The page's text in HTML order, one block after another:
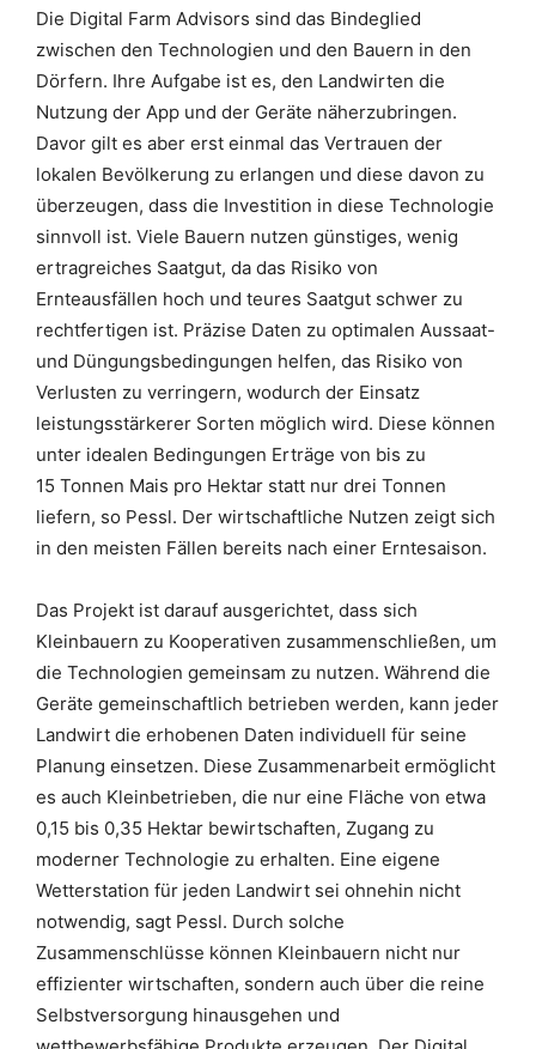
Die Digital Farm Advisors sind das Bindeglied
zwischen den Technologien und den Bauern in den
Dörfern. Ihre Aufgabe ist es, den Landwirten die
Nutzung der App und der Geräte näherzubringen.
Davor gilt es aber erst einmal das Vertrauen der
lokalen Bevölkerung zu erlangen und diese davon zu
überzeugen, dass die Investition in diese Technologie
sinnvoll ist. Viele Bauern nutzen günstiges, wenig
ertragreiches Saatgut, da das Risiko von
Ernteausfällen hoch und teures Saatgut schwer zu
rechtfertigen ist. Präzise Daten zu optimalen Aussaat-
und Düngungsbedingungen helfen, das Risiko von
Verlusten zu verringern, wodurch der Einsatz
leistungsstärkerer Sorten möglich wird. Diese können
unter idealen Bedingungen Erträge von bis zu
15 Tonnen Mais pro Hektar statt nur drei Tonnen
liefern, so Pessl. Der wirtschaftliche Nutzen zeigt sich
in den meisten Fällen bereits nach einer Erntesaison.
Das Projekt ist darauf ausgerichtet, dass sich
Kleinbauern zu Kooperativen zusammenschließen, um
die Technologien gemeinsam zu nutzen. Während die
Geräte gemeinschaftlich betrieben werden, kann jeder
Landwirt die erhobenen Daten individuell für seine
Planung einsetzen. Diese Zusammenarbeit ermöglicht
es auch Kleinbetrieben, die nur eine Fläche von etwa
0,15 bis 0,35 Hektar bewirtschaften, Zugang zu
moderner Technologie zu erhalten. Eine eigene
Wetterstation für jeden Landwirt sei ohnehin nicht
notwendig, sagt Pessl. Durch solche
Zusammenschlüsse können Kleinbauern nicht nur
effizienter wirtschaften, sondern auch über die reine
Selbstversorgung hinausgehen und